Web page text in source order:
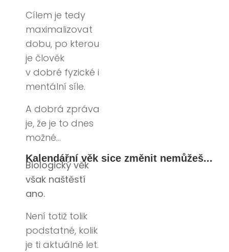
Cílem je tedy
maximalizovat
dobu, po kterou
je člověk
v dobré fyzické i
mentální síle.
A dobrá zpráva
je, že je to dnes
možné…
Kalendářní věk sice změnit nemůžeš...
Biologický věk
však naštěstí
ano.
Není totiž tolik
podstatné, kolik
je ti aktuálně let.